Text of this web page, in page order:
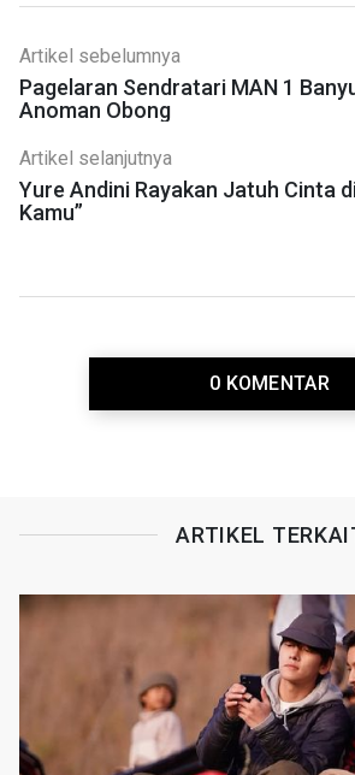
Artikel sebelumnya
Pagelaran Sendratari MAN 1
Anoman Obong
Artikel selanjutnya
Yure Andini Rayakan Jatuh Cinta
Kamu”
0 KOMENTAR
ARTIKEL